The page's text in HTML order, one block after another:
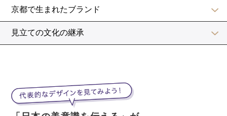
ここで先輩花嫁の声を一つ。